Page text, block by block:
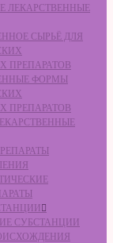
ЛЕКАРСТВЕННЫЕ
СЫРЬЁ ДЛЯ
ПРЕПАРАТОВ
ФОРМЫ
ПРЕПАРАТОВ
СУБСТАНЦИИ